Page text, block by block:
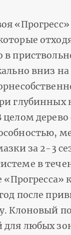
в
вниз на
глубинных
дерево
за 2-3
в
после
Клоновый
любых